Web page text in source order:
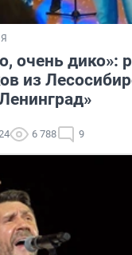
очень дико»:
из
6 788 9